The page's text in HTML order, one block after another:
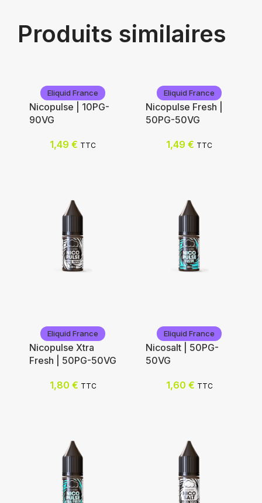
Produits similaires
Eliquid France
Nicopulse | 10PG-
90VG
1,49 € TTC
Ajouter au panier
Eliquid France
Nicopulse Fresh |
50PG-50VG
1,49 € TTC
Eliquid France
Nicopulse Xtra
Fresh | 50PG-50VG
1,80 € TTC
Eliquid France
Nicosalt | 50PG-
50VG
1,60 € TTC